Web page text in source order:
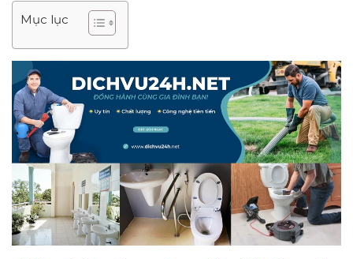
Mục lục